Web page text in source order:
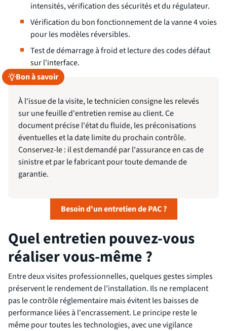
intensités, vérification des sécurités et du régulateur.
Vérification du bon fonctionnement de la vanne 4 voies
pour les modèles réversibles.
Test de démarrage à froid et lecture des codes défaut
sur l'interface.
Bon à savoir
À l'issue de la visite, le technicien consigne les relevés
sur une feuille d'entretien remise au client. Ce
document précise l'état du fluide, les préconisations
éventuelles et la date limite du prochain contrôle.
Conservez-le : il est demandé par l'assurance en cas de
sinistre et par le fabricant pour toute demande de
garantie.
Besoin d'un entretien de PAC ?
Quel entretien pouvez-vous
réaliser vous-même ?
Entre deux visites professionnelles, quelques gestes simples
préservent le rendement de l'installation. Ils ne remplacent
pas le contrôle réglementaire mais évitent les baisses de
performance liées à l'encrassement. Le principe reste le
même pour toutes les technologies, avec une vigilance